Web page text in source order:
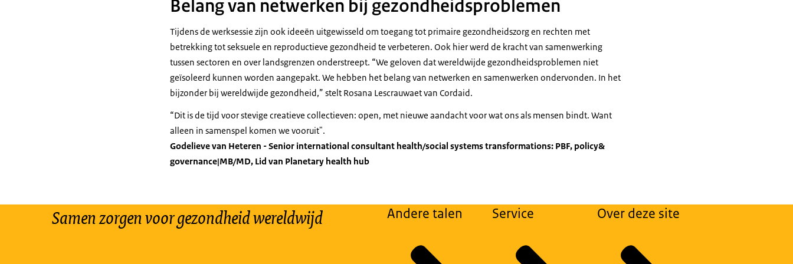
Belang van netwerken bij gezondheidsproblemen
Tijdens de werksessie zijn ook ideeën uitgewisseld om toegang tot primaire gezondheidszorg en rechten met
betrekking tot seksuele en reproductieve gezondheid te verbeteren. Ook hier werd de kracht van samenwerking
tussen sectoren en over landsgrenzen onderstreept. “We geloven dat wereldwijde gezondheidsproblemen niet
geïsoleerd kunnen worden aangepakt. We hebben het belang van netwerken en samenwerken ondervonden. In het
bijzonder bij wereldwijde gezondheid,” stelt Rosana Lescrauwaet van Cordaid.
“Dit is de tijd voor stevige creatieve collectieven: open, met nieuwe aandacht voor wat ons als mensen bindt. Want
alleen in samenspel komen we vooruit".
Godelieve van Heteren - Senior international consultant health/social systems transformations: PBF, policy&
governance|MB/MD, Lid van Planetary health hub
Samen zorgen voor gezondheid wereldwijd Andere talen Service Over deze site